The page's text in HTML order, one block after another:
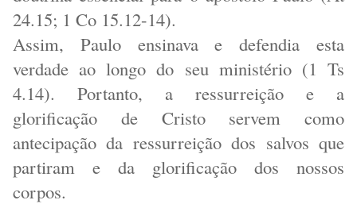
24.15; 1 Co 15.12-14).
Assim, Paulo ensinava e defendia esta
verdade ao longo do seu ministério (1 Ts
4.14). Portanto, a ressurreição e a
glorificação de Cristo servem como
antecipação da ressurreição dos salvos que
partiram e da glorificação dos nossos
corpos.